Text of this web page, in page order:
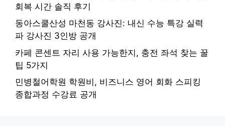
회복 시간 솔직 후기
동아스쿨산성 마천동 강사진: 내신 수능 특강 실력
파 강사진 3인방 공개
카페 콘센트 자리 사용 가능한지, 충전 좌석 찾는 꿀
팁 5가지
민병철어학원 학원비, 비즈니스 영어 회화 스피킹
종합과정 수강료 공개